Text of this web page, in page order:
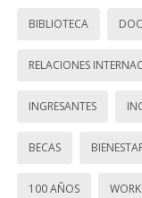
BIBLIOTECA
RELACIONES
INGRESANTES
BECAS
100 AÑOS